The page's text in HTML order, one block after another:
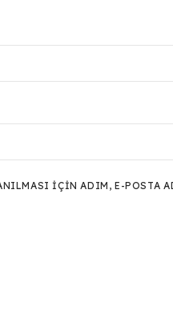
IÇIN ADIM, E-POSTA